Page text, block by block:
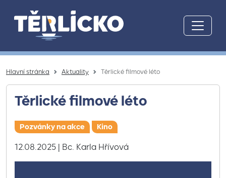
Hlavní stránka Aktuality Těrlické filmové léto
Těrlické filmové léto
Pozvánky na akce Kino
12.08.2025 | Bc. Karla Hřívová